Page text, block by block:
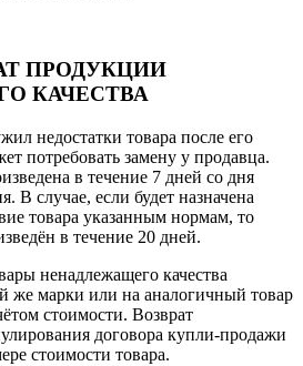
ПРОДУКЦИИ
КАЧЕСТВА
недостатки товара после его
потребовать замену у продавца.
в течение 7 дней со дня
В случае, если будет назначена
товара указанным нормам, то
в течение 20 дней.
ненадлежащего качества
же марки или на аналогичный товар
стоимости. Возврат
договора купли-продажи
стоимости товара.